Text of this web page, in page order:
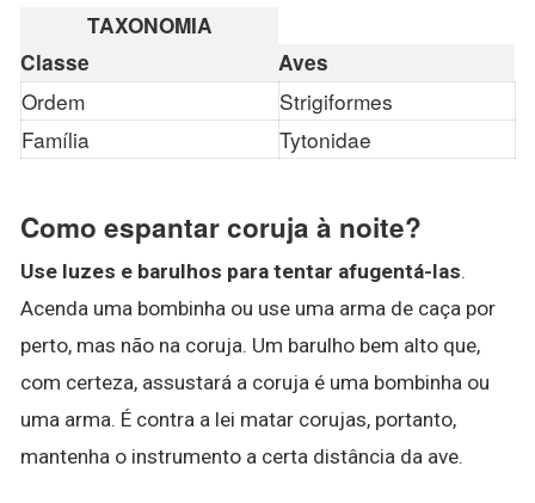
TAXONOMIA
Classe
Aves
Ordem
Strigiformes
Família
Tytonidae
Como espantar coruja à noite?
Use luzes e barulhos para tentar afugentá-las.
Acenda uma bombinha ou use uma arma de caça por
perto, mas não na coruja. Um barulho bem alto que,
com certeza, assustará a coruja é uma bombinha ou
uma arma. É contra a lei matar corujas, portanto,
mantenha o instrumento a certa distância da ave.